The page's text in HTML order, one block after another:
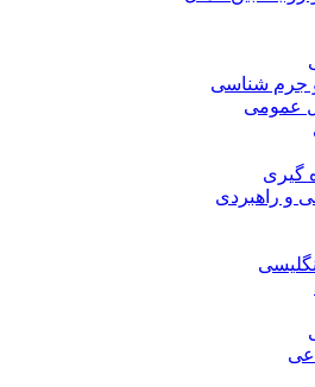
جرم شناسی
عمومی
گیری
و راهبردی